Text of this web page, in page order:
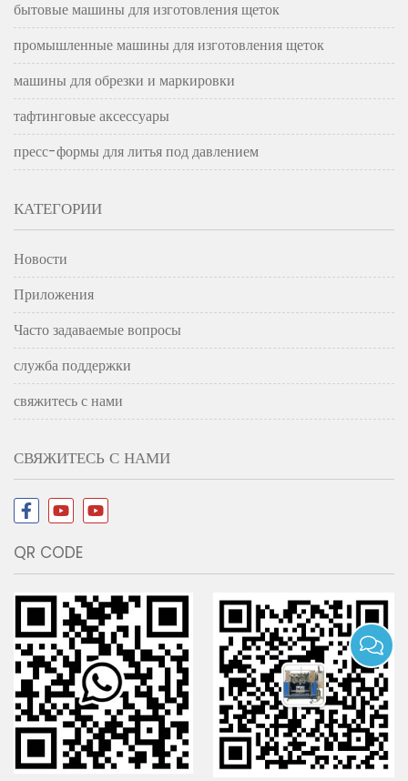
бытовые машины для изготовления щеток
промышленные машины для изготовления щеток
машины для обрезки и маркировки
тафтинговые аксессуары
пресс-формы для литья под давлением
КАТЕГОРИИ
Новости
Приложения
Часто задаваемые вопросы
служба поддержки
свяжитесь с нами
СВЯЖИТЕСЬ С НАМИ
QR CODE